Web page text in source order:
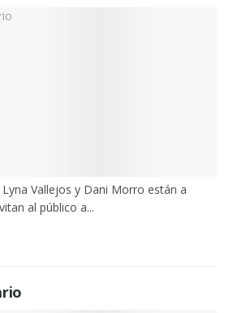
Vallejos y Dani Morro están a
al público a...